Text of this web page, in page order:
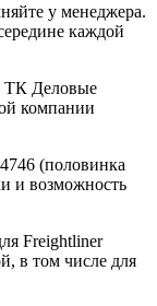
у менеджера.
каждой
ТК Деловые
компании
(половинка
и возможность
Freightliner
в том числе для